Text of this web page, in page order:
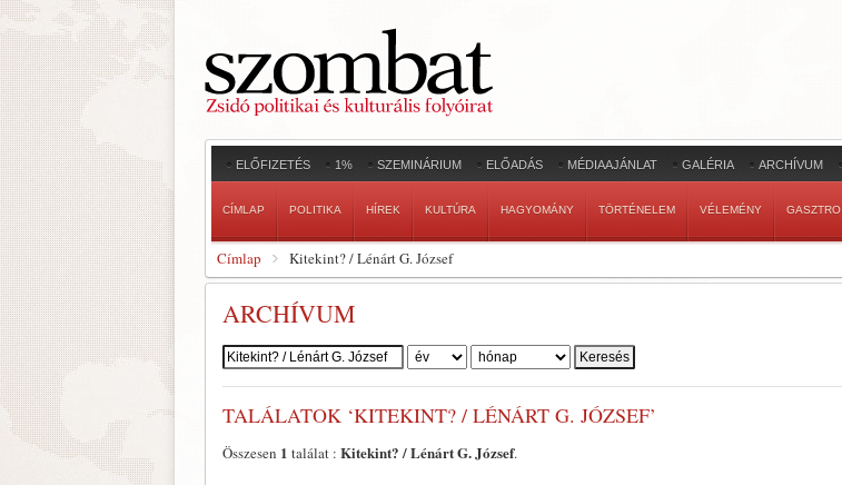
ELŐFIZETÉS 1% SZEMINÁRIUM ELŐADÁS MÉDIAAJÁNLAT GALÉRIA ARCHÍVUM
CÍMLAP POLITIKA HÍREK KULTÚRA HAGYOMÁNY TÖRTÉNELEM VÉLEMÉNY GASZTRO
Címlap Kitekint? / Lénárt G. József
ARCHÍVUM
Szerző:
TALÁLATOK ‘KITEKINT? / LÉNÁRT G. JÓZSEF’
Összesen 1 találat : Kitekint? / Lénárt G. József.